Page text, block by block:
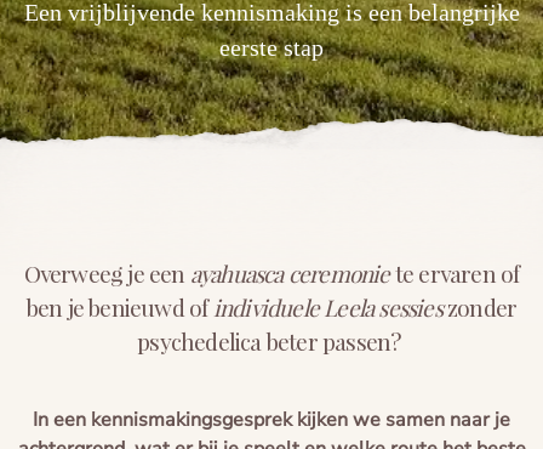
Voorbereiding
Blogs
De cirkel van het leven
Een vrijblijvende kennismaking is een belangrijke
eerste stap
Overweeg je een ayahuasca ceremoniete ervaren of
ben je benieuwd of individuele Leela sessies zonder
psychedelica beter passen?
In een kennismakingsgesprek kijken we samen naar je